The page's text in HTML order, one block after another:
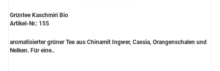
Grüntee Kaschmiri Bio
Artikel-Nr.: 155
aromatisierter grüner Tee aus Chinamit Ingwer, Cassia, Orangenschalen und
Nelken. Für eine..